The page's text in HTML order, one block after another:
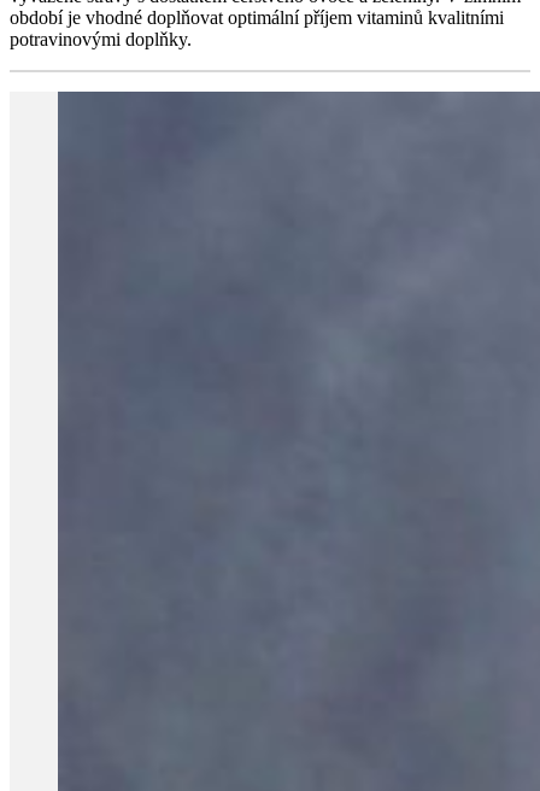
období je vhodné doplňovat optimální příjem vitaminů kvalitními
potravinovými doplňky.